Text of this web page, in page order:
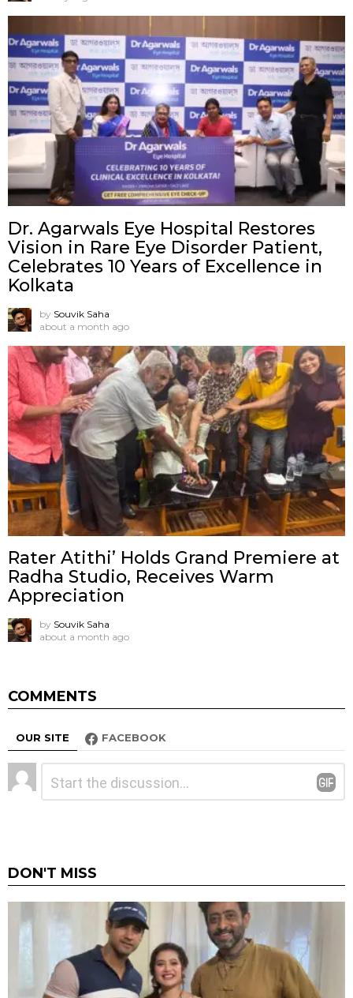
Dr. Agarwals Eye Hospital Restores
Vision in Rare Eye Disorder Patient,
Celebrates 10 Years of Excellence in
Kolkata
by Souvik Saha
about a month ago
Rater Atithi’ Holds Grand Premiere at
Radha Studio, Receives Warm
Appreciation
by Souvik Saha
about a month ago
COMMENTS
OUR SITE FACEBOOK
Leave
a
DON'T MISS